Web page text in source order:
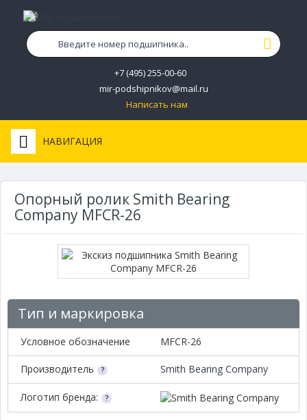
+7 (495) 255-00-60
mir-podshipnikov@mail.ru
Написать нам
НАВИГАЦИЯ
Опорный ролик Smith Bearing
Company MFCR-26
Тип и маркировка
Условное обозначение MFCR-26
Производитель Smith Bearing Company
Логотип бренда: